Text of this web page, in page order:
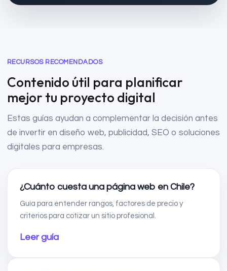
RECURSOS RECOMENDADOS
Contenido útil para planificar
mejor tu proyecto digital
Estas guías ayudan a complementar la decisión antes
de invertir en diseño web, publicidad, SEO o soluciones
digitales para empresas.
¿Cuánto cuesta una página web en Chile?
Guía para entender rangos, factores de precio y
criterios para cotizar un sitio profesional.
Leer guía